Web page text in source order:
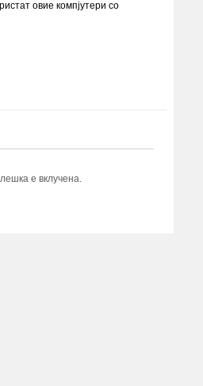
овие компјутери со
е вклучена.